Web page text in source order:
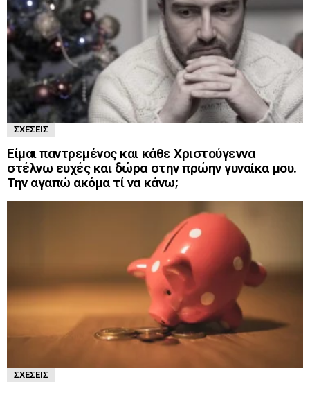
ΣΧΈΣΕΙΣ
Είμαι παντρεμένος και κάθε Χριστούγεννα
στέλνω ευχές και δώρα στην πρώην γυναίκα μου.
Την αγαπώ ακόμα τί να κάνω;
ΣΧΈΣΕΙΣ